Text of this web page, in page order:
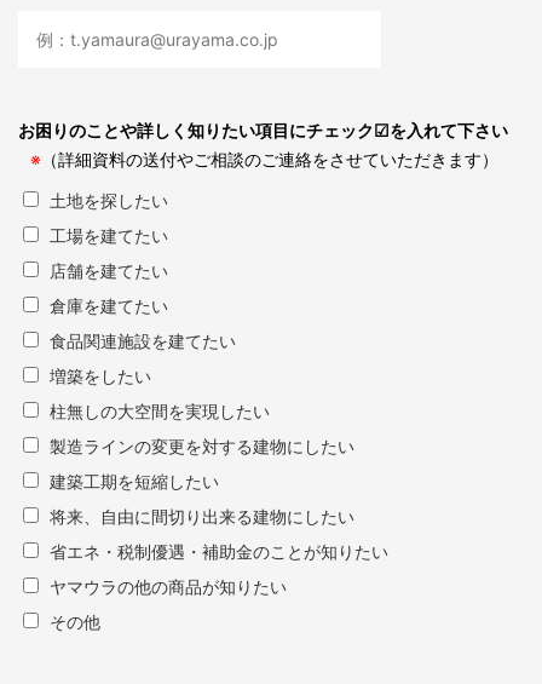
お困りのことや詳しく知りたい項目にチェック☑︎を入れて下さい
※ （詳細資料の送付やご相談のご連絡をさせていただきます）
土地を探したい
工場を建てたい
店舗を建てたい
倉庫を建てたい
食品関連施設を建てたい
増築をしたい
柱無しの大空間を実現したい
製造ラインの変更を対する建物にしたい
建築工期を短縮したい
将来、自由に間切り出来る建物にしたい
省エネ・税制優遇・補助金のことが知りたい
ヤマウラの他の商品が知りたい
その他